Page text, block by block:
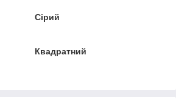
Сірий
Квадратний